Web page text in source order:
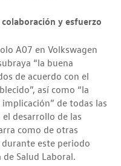
y esfuerzo
A07 en Volkswagen
“la buena
de acuerdo con el
así como “la
de todas las
desarrollo de las
como de otras
este periodo
Salud Laboral.